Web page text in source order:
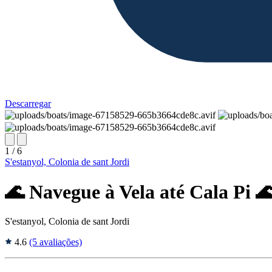
Descarregar
1 / 6
S'estanyol, Colonia de sant Jordi
🌊 Navegue à Vela até Cala Pi
S'estanyol, Colonia de sant Jordi
4.6 (5 avaliações)